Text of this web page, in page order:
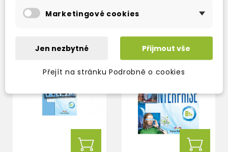
Marketingové cookies
Jen nezbytné Přijmout vše
Přejít na stránku Podrobně o cookies